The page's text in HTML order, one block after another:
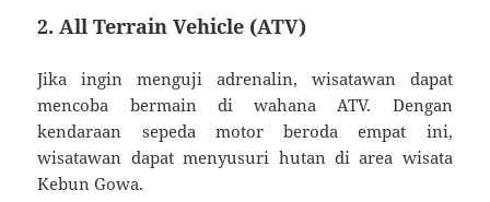
2. All Terrain Vehicle (ATV)
Jika ingin menguji adrenalin, wisatawan dapat
mencoba bermain di wahana ATV. Dengan
kendaraan sepeda motor beroda empat ini,
wisatawan dapat menyusuri hutan di area wisata
Kebun Gowa.